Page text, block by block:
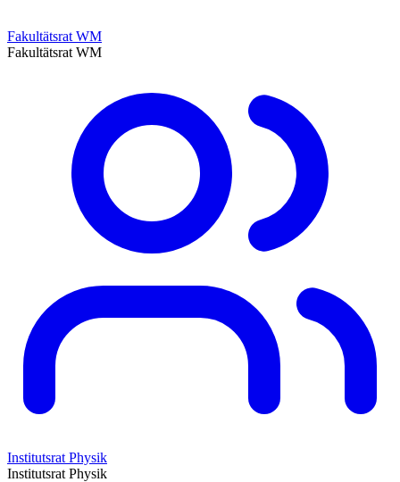
Fakultätsrat WM
Fakultätsrat WM
Institutsrat Physik
Institutsrat Physik